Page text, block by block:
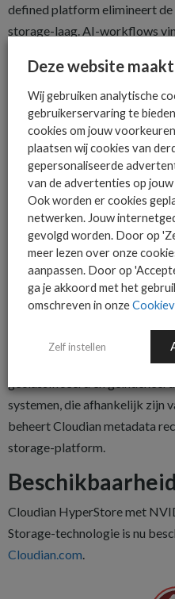
defined platform elimineert
storage-laag. AI-workflows
lagere operationele en
Geen
GPUDirect voor Object
gedreven kernelwijzigingen,
oplossingen. Dit vermindert
systeembeheer en verlaagt
Geïntegreerde
eenvoud en
zoekopdrachten
Cloudian versnelt AI-
waarmee grote datasets
systemen, die afhankelijk zijn
beheert Cloudian metadata
storage-platform.
Beschikbaarheid
Cloudian HyperStore met
Storage-technologie is nu
Cloudian.com.
Deze website
Wij gebruiken analytische
gebruikerservaring te
cookies om jouw
plaatsen wij cookies van
gepersonaliseerde
van de advertenties op
Ook worden er cookies
netwerken. Jouw
gevolgd worden. Door op
meer lezen over onze
aanpassen. Door op
ga je akkoord met het
omschreven in onze
Zelf instellen